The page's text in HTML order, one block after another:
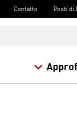
Contatto Posti di